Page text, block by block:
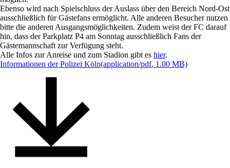
Ebenso wird nach Spielschluss der Auslass über den Bereich Nord-Ost
ausschließlich für Gästefans ermöglicht. Alle anderen Besucher nutzen
bitte die anderen Ausgangsmöglichkeiten. Zudem weist der FC darauf
hin, dass der Parkplatz P4 am Sonntag ausschließlich Fans der
Gästemannschaft zur Verfügung steht.
Alle Infos zur Anreise und zum Stadion gibt es hier.
Informationen der Polizei Köln(application/pdf, 1.00 MB)